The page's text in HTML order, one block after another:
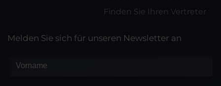
Finden Sie Ihren Vertreter
Melden Sie sich für unseren Newsletter an